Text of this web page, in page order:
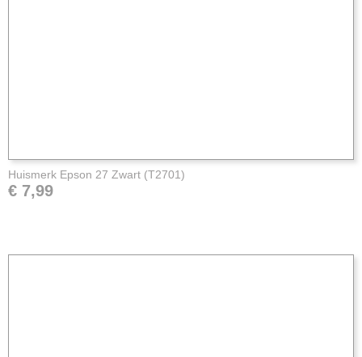
Huismerk Epson 27 Zwart (T2701)
€ 7,99